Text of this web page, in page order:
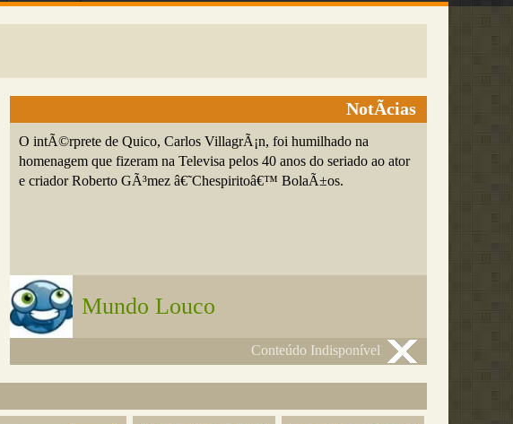
NotÃ­cias
O intÃ©rprete de Quico, Carlos VillagrÃ¡n, foi humilhado na
homenagem que fizeram na Televisa pelos 40 anos do seriado ao ator
e criador Roberto GÃ³mez â€˜Chespiritoâ€™ BolaÃ±os.
Mundo Louco
Conteúdo Indisponível